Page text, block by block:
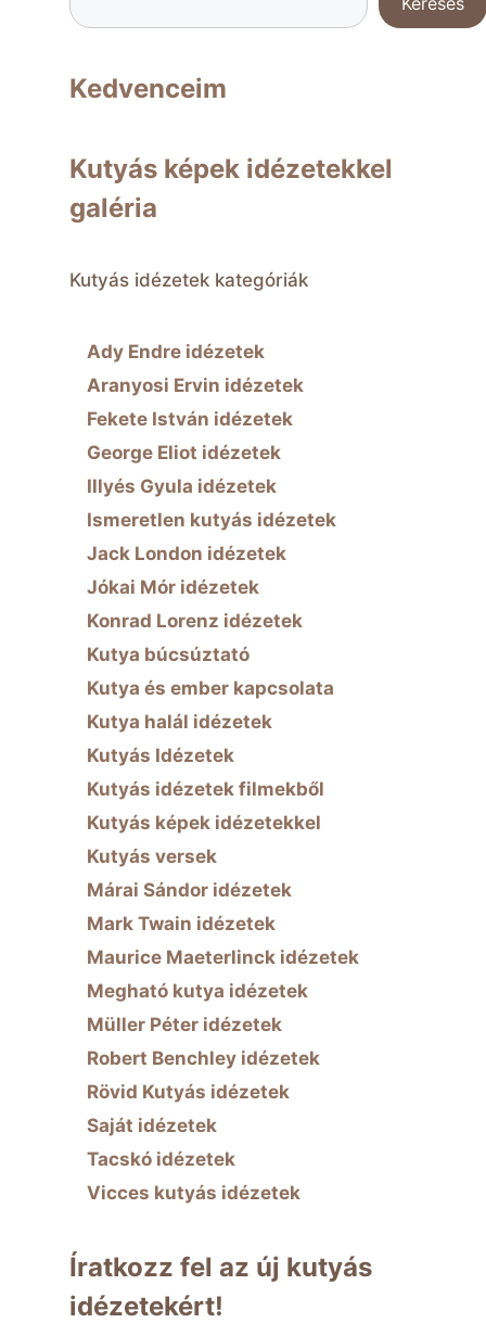
Kedvenceim
Kutyás képek idézetekkel
galéria
Kutyás idézetek kategóriák
Ady Endre idézetek
Aranyosi Ervin idézetek
Fekete István idézetek
George Eliot idézetek
Illyés Gyula idézetek
Ismeretlen kutyás idézetek
Jack London idézetek
Jókai Mór idézetek
Konrad Lorenz idézetek
Kutya búcsúztató
Kutya és ember kapcsolata
Kutya halál idézetek
Kutyás Idézetek
Kutyás idézetek filmekből
Kutyás képek idézetekkel
Kutyás versek
Márai Sándor idézetek
Mark Twain idézetek
Maurice Maeterlinck idézetek
Megható kutya idézetek
Müller Péter idézetek
Robert Benchley idézetek
Rövid Kutyás idézetek
Saját idézetek
Tacskó idézetek
Vicces kutyás idézetek
Íratkozz fel az új kutyás
idézetekért!